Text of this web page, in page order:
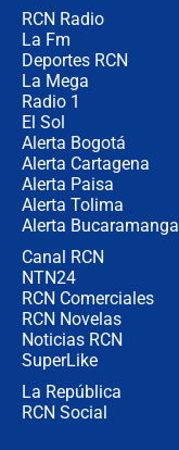
RCN Radio
La Fm
Deportes RCN
La Mega
Radio 1
El Sol
Alerta Bogotá
Alerta Cartagena
Alerta Paisa
Alerta Tolima
Alerta Bucaramanga
Canal RCN
NTN24
RCN Comerciales
RCN Novelas
Noticias RCN
SuperLike
La República
RCN Social